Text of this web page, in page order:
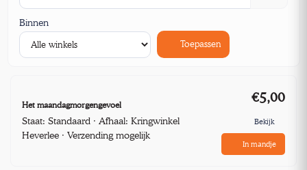
Binnen
Toepassen
Het maandagmorgengevoel
Staat: Standaard · Afhaal: Kringwinkel
Heverlee · Verzending mogelijk
€5,00
Bekijk
In mandje